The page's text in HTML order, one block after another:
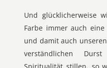
Und glücklicherweise
Farbe immer auch
und damit auch
verständlichen